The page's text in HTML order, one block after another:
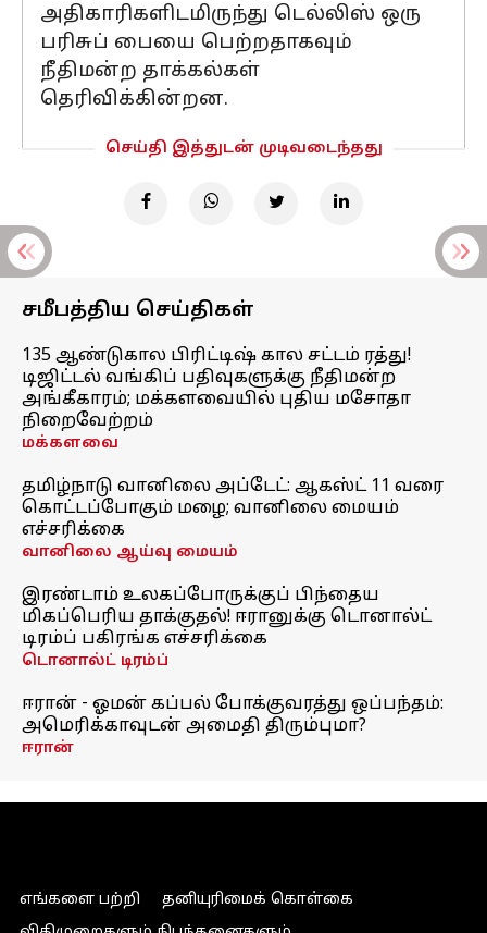
அதிகாரிகளிடமிருந்து டெல்லிஸ் ஒரு
பரிசுப் பையை பெற்றதாகவும்
நீதிமன்ற தாக்கல்கள்
தெரிவிக்கின்றன.
செய்தி இத்துடன் முடிவடைந்தது
சமீபத்திய செய்திகள்
135 ஆண்டுகால பிரிட்டிஷ் கால சட்டம் ரத்து!
டிஜிட்டல் வங்கிப் பதிவுகளுக்கு நீதிமன்ற
அங்கீகாரம்; மக்களவையில் புதிய மசோதா
நிறைவேற்றம்
மக்களவை
தமிழ்நாடு வானிலை அப்டேட்: ஆகஸ்ட் 11 வரை
கொட்டப்போகும் மழை; வானிலை மையம்
எச்சரிக்கை
வானிலை ஆய்வு மையம்
இரண்டாம் உலகப்போருக்குப் பிந்தைய
மிகப்பெரிய தாக்குதல்! ஈரானுக்கு டொனால்ட்
டிரம்ப் பகிரங்க எச்சரிக்கை
டொனால்ட் டிரம்ப்
ஈரான் - ஓமன் கப்பல் போக்குவரத்து ஒப்பந்தம்:
அமெரிக்காவுடன் அமைதி திரும்புமா?
ஈரான்
எங்களை பற்றி
தனியுரிமைக் கொள்கை